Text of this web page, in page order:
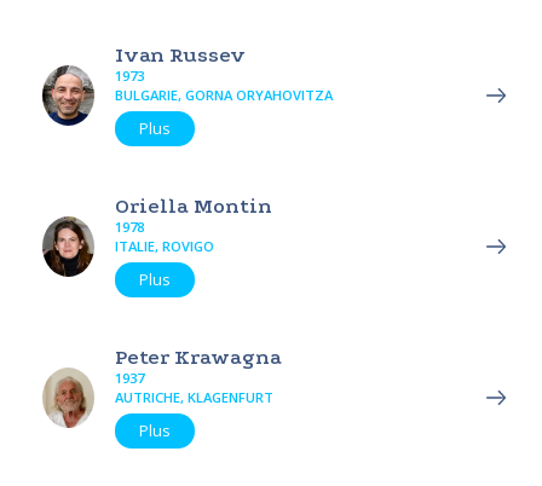
Ivan Russev
1973
BULGARIE, GORNA ORYAHOVITZA
Plus
Oriella Montin
1978
ITALIE, ROVIGO
Plus
Peter Krawagna
1937
AUTRICHE, KLAGENFURT
Plus